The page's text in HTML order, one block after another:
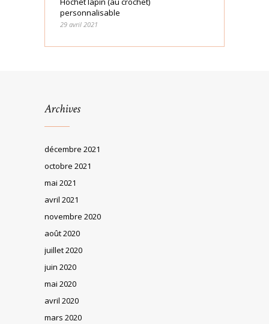
personnalisable
29 avril 2021
Archives
décembre 2021
octobre 2021
mai 2021
avril 2021
novembre 2020
août 2020
juillet 2020
juin 2020
mai 2020
avril 2020
mars 2020